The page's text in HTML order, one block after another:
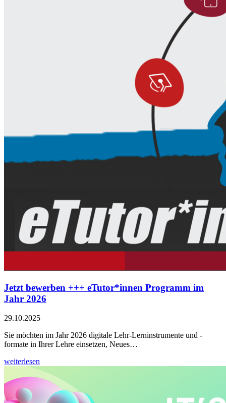
Jetzt bewerben +++ eTutor*innen Programm im
Jahr 2026
29.10.2025
Sie möchten im Jahr 2026 digitale Lehr-Lerninstrumente und -
formate in Ihrer Lehre einsetzen, Neues…
weiterlesen